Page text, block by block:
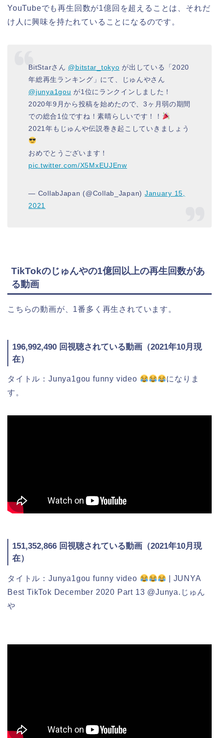
YouTubeでも再生回数が1億回を超えることは、それだ
け人に興味を持たれていることになるのです。
BitStarさん @bitstar_tokyo が出している「2020
年総再生ランキング」にて、じゅんやさん
@junya1gou が1位にランクインしました！
2020年9月から投稿を始めたので、3ヶ月弱の期間
での総合1位ですね！素晴らしいです！！
2021年もじゅんや伝説巻き起こしていきましょう
おめでとうございます！
pic.twitter.com/X5MxEUJEnw
— CollabJapan (@Collab_Japan) January 15,
2021
TikTokのじゅんやの1億回以上の再生回数があ
る動画
こちらの動画が、1番多く再生されています。
196,992,490 回視聴されている動画（2021年10月現
在）
タイトル：Junya1gou funny video
になりま
す。
151,352,866 回視聴されている動画（2021年10月現
在）
タイトル：Junya1gou funny video
| JUNYA
Best TikTok December 2020 Part 13 @Junya.じゅん
や